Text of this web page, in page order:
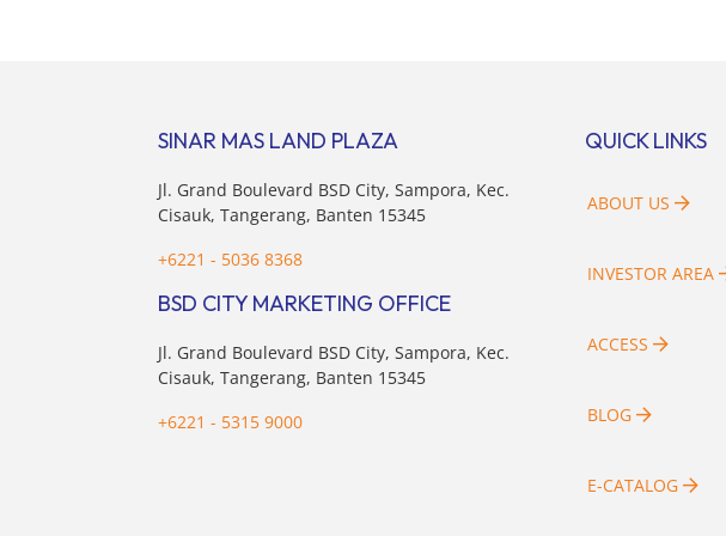
pertimbangan masyarakat untuk
sektor […]
SINAR MAS LAND PLAZA
Jl. Grand Boulevard BSD City, Sampora, Kec.
Cisauk, Tangerang, Banten 15345
+6221 - 5036 8368
BSD CITY MARKETING OFFICE
Jl. Grand Boulevard BSD City, Sampora, Kec.
Cisauk, Tangerang, Banten 15345
+6221 - 5315 9000
QUICK LINKS
ABOUT US
INVESTOR AREA
ACCESS
BLOG
E-CATALOG